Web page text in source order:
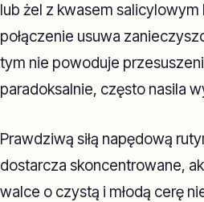
lub żel z kwasem salicylowym
połączenie usuwa
tym nie powoduje
paradoksalnie, często nasila
Prawdziwą siłą napędową
dostarcza skoncentrowane,
walce o czystą i młodą cerę